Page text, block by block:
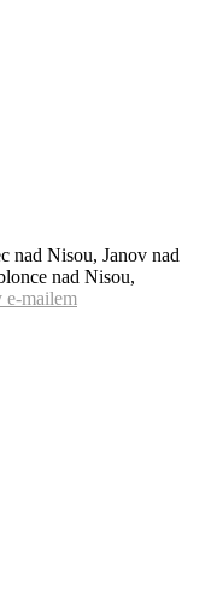
nad Nisou, Janov nad
nad Nisou,
e-mailem